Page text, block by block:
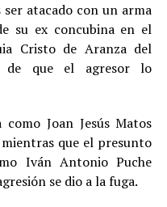
atacado con un arma
su ex concubina en el
Cristo de Aranza del
de que el agresor lo
Joan Jesús Matos
mientras que el presunto
Iván Antonio Puche
se dio a la fuga.